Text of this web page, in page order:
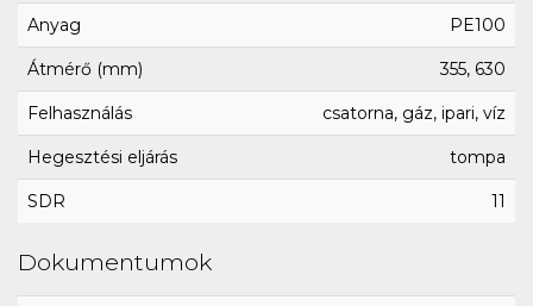
Anyag PE100
Átmérő (mm) 355, 630
Felhasználás csatorna, gáz, ipari, víz
Hegesztési eljárás tompa
SDR 11
Dokumentumok